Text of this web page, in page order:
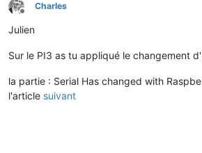
Offline
Charles
Julien
Sur le PI3 as tu appliqué le changement
la partie : Serial Has changed with
l'article suivant